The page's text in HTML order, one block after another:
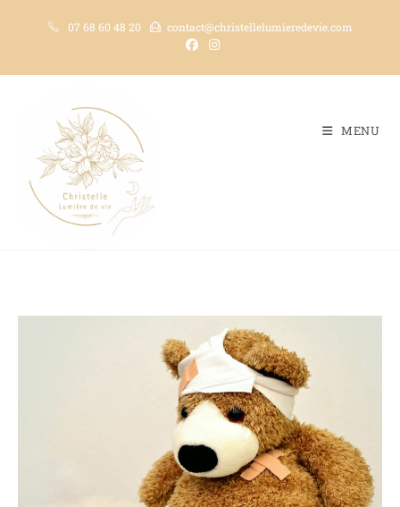
07 68 60 48 20 contact@christellelumieredevie.com
MENU